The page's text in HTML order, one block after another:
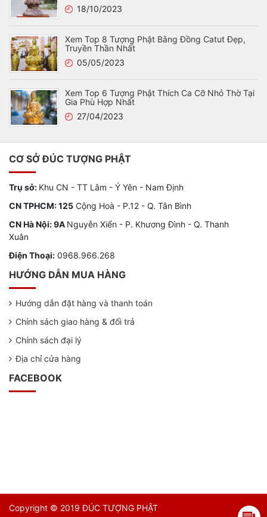
18/10/2023
Xem Top 8 Tượng Phật Bằng Đồng Catut Đẹp,
Truyền Thần Nhất
05/05/2023
Xem Top 6 Tượng Phật Thích Ca Cỡ Nhỏ Thờ Tại
Gia Phù Hợp Nhất
27/04/2023
CƠ SỞ ĐÚC TƯỢNG PHẬT
Trụ sở: Khu CN - TT Lâm - Ý Yên - Nam Định
CN TPHCM: 125 Cộng Hoà - P.12 - Q. Tân Bình
CN Hà Nội: 9A Nguyễn Xiển - P. Khương Đình - Q. Thanh
Xuân
Điện Thoại: 0968.966.268
HƯỚNG DẪN MUA HÀNG
Hướng dẫn đặt hàng và thanh toán
Chính sách giao hàng & đổi trả
Chính sách đại lý
Địa chỉ cửa hàng
FACEBOOK
Copyright © 2019 ĐÚC TƯỢNG PHẬT